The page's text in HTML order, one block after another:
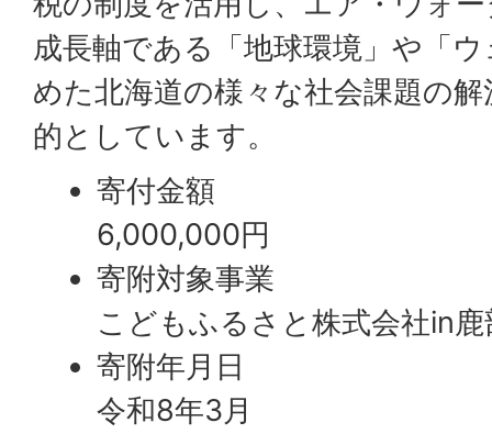
成長軸である「地球環境」や「
めた北海道の様々な社会課題の
的としています。
寄付金額
6,000,000円
寄附対象事業
こどもふるさと株式会社in鹿
寄附年月日
令和8年3月